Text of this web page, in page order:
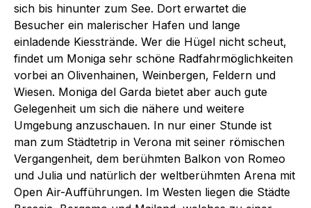
sich bis hinunter zum See. Dort erwartet die
Besucher ein malerischer Hafen und lange
einladende Kiesstrände. Wer die Hügel nicht scheut,
findet um Moniga sehr schöne Radfahrmöglichkeiten
vorbei an Olivenhainen, Weinbergen, Feldern und
Wiesen. Moniga del Garda bietet aber auch gute
Gelegenheit um sich die nähere und weitere
Umgebung anzuschauen. In nur einer Stunde ist
man zum Städtetrip in Verona mit seiner römischen
Vergangenheit, dem berühmten Balkon von Romeo
und Julia und natürlich der weltberühmten Arena mit
Open Air-Aufführungen. Im Westen liegen die Städte